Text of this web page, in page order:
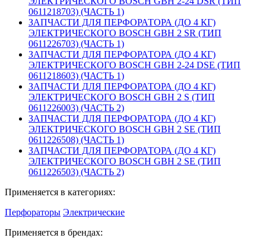
0611218703) (ЧАСТЬ 1)
ЗАПЧАСТИ ДЛЯ ПЕРФОРАТОРА (ДО 4 КГ)
ЭЛЕКТРИЧЕСКОГО BOSCH GBH 2 SR (ТИП
0611226703) (ЧАСТЬ 1)
ЗАПЧАСТИ ДЛЯ ПЕРФОРАТОРА (ДО 4 КГ)
ЭЛЕКТРИЧЕСКОГО BOSCH GBH 2-24 DSE (ТИП
0611218603) (ЧАСТЬ 1)
ЗАПЧАСТИ ДЛЯ ПЕРФОРАТОРА (ДО 4 КГ)
ЭЛЕКТРИЧЕСКОГО BOSCH GBH 2 S (ТИП
0611226003) (ЧАСТЬ 2)
ЗАПЧАСТИ ДЛЯ ПЕРФОРАТОРА (ДО 4 КГ)
ЭЛЕКТРИЧЕСКОГО BOSCH GBH 2 SE (ТИП
0611226508) (ЧАСТЬ 1)
ЗАПЧАСТИ ДЛЯ ПЕРФОРАТОРА (ДО 4 КГ)
ЭЛЕКТРИЧЕСКОГО BOSCH GBH 2 SE (ТИП
0611226503) (ЧАСТЬ 2)
Применяется в категориях:
Перфораторы Электрические
Применяется в брендах: